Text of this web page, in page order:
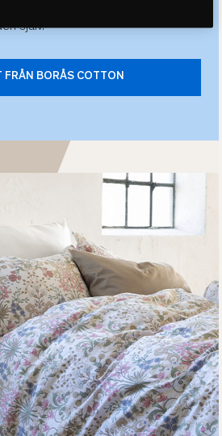
själv.
FRÅN BORÅS COTTON